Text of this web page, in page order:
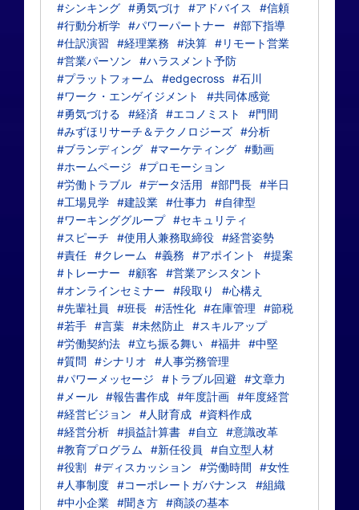
#シンキング #勇気づけ #アドバイス
#信頼
#行動分析学 #パワーパートナー
#部下指導
#仕訳演習
#経理業務 #決算 #リモート営業
#営業パーソン
#ハラスメント予防
#プラットフォーム
#edgecross #石川
#ワーク・エンゲイジメント
#共同体感覚
#勇気づける
#経済 #エコノミスト
#門間
#みずほリサーチ＆テクノロジーズ #分析
#ブランディング #マーケティング #動画
#ホームページ
#プロモーション
#労働トラブル #データ活用 #部門長 #半日
#工場見学 #建設業 #仕事力
#自律型
#ワーキンググループ #セキュリティ
#スピーチ
#使用人兼務取締役 #経営姿勢
#責任 #クレーム #義務 #アポイント
#提案
#トレーナー
#顧客
#営業アシスタント
#オンラインセミナー
#段取り
#心構え
#先輩社員
#班長 #活性化 #在庫管理
#節税
#若手 #言葉 #未然防止
#スキルアップ
#労働契約法 #立ち振る舞い #福井 #中堅
#質問
#シナリオ
#人事労務管理
#パワーメッセージ
#トラブル回避
#文章力
#メール #報告書作成 #年度計画 #年度経営
#経営ビジョン
#人財育成 #資料作成
#経営分析 #損益計算書 #自立
#意識改革
#教育プログラム
#新任役員
#自立型人材
#役割 #ディスカッション #労働時間
#女性
#人事制度 #コーポレートガバナンス
#組織
#中小企業 #聞き方 #商談の基本